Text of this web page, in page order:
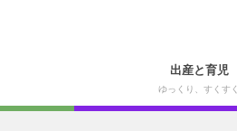
出産と育児
ゆっくり、すくすく